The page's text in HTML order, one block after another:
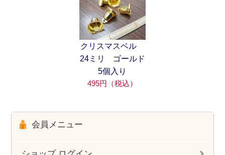
クリスマスベル
24ミリ ゴールド
5個入り
495円（税込）
会員メニュー